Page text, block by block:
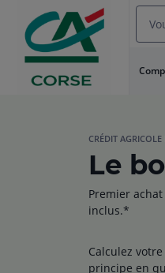
Aller
au
Menu
Aller au
Contenu
Aller
CRÉDIT
Le
Premier
inclus.*
Calculez
principe en